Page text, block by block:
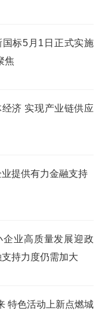
标5月1日正式实施
焦
济 实现产业链供应
提供有力金融支持
业高质量发展迎政
持力度仍需加大
特色活动上新点燃城